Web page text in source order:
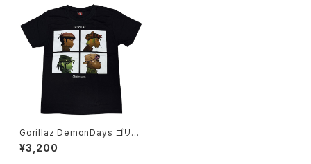
Gorillaz DemonDays ゴリラ
ズ ディーモンデイズ メンズ レデ
ィース ロックＴシャツ バンドＴシ
¥3,200